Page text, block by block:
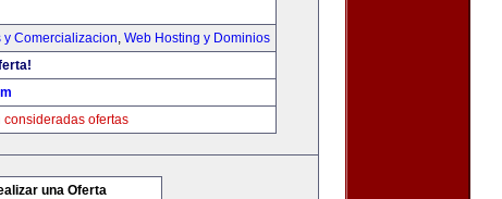
y Comercializacion, Web Hosting y Dominios
consideradas ofertas
una Oferta